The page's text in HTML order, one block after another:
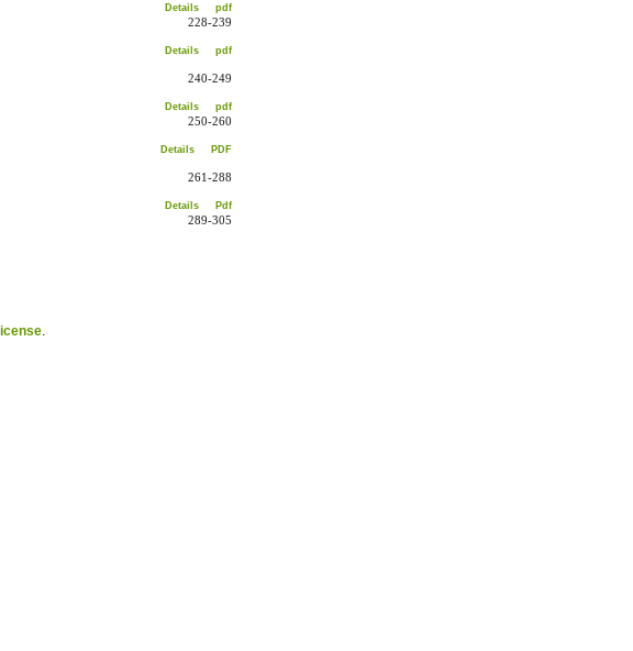
Details pdf
228-239
Details pdf
240-249
Details pdf
250-260
Details PDF
261-288
Details Pdf
289-305
.